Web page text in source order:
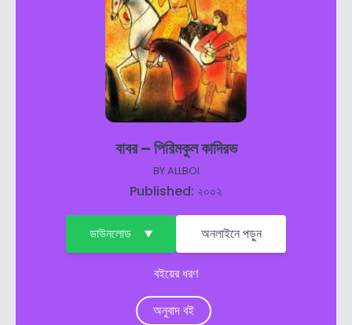
বাবর – পিরিমকুল কাদিরভ
BYALLBOI
Published: ২০০২
ডাউনলোড অনলাইনে পড়ুন
বইয়ের ধরণ
অনুবাদ বই